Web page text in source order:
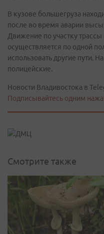
В кузове большегруза
после во время аварии
Движение по участку
осуществляется по одной
использовать другие пути.
полицейские.
Новости Владивостока в
Подписывайтесь одним
Смотрите также